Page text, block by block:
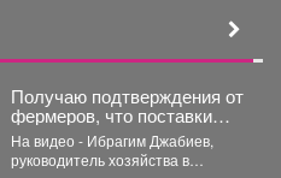
Получаю подтверждения от
фермеров, что поставки
топлива на организацию
уборочной кампании уже
начались.
На видео - Ибрагим Джабиев,
руководитель хозяйства в